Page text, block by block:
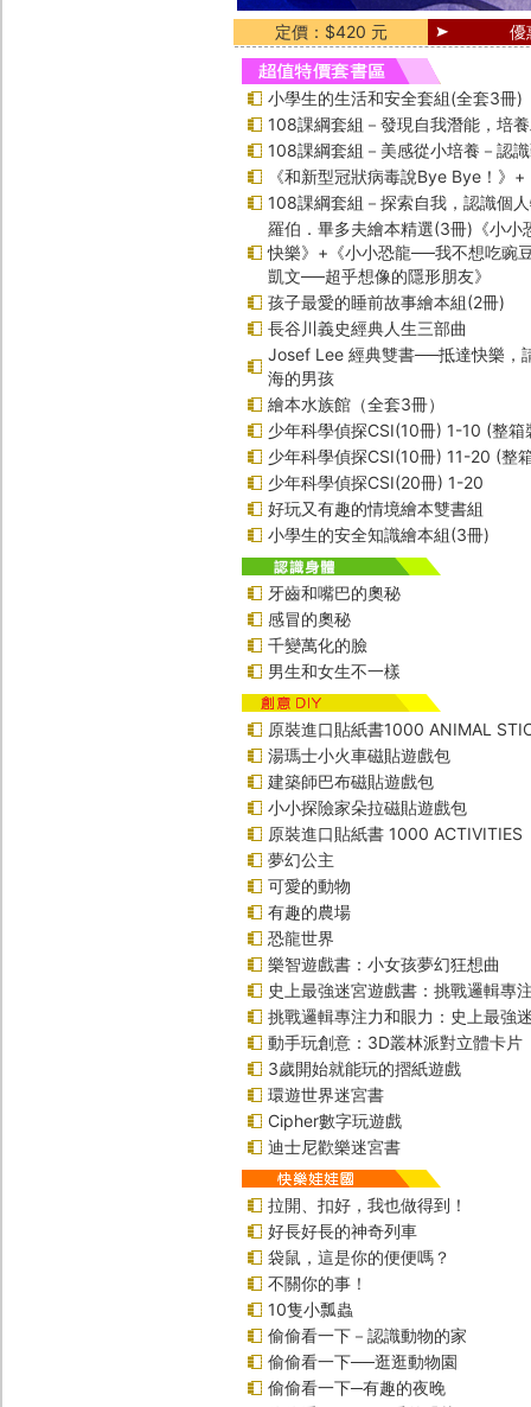
定價：$420 元 優
小學生的生活和安全套組(全套3冊)
108課綱套組－發現自我潛能，培
108課綱套組－美感從小培養－認
《和新型冠狀病毒說Bye Bye！》
108課綱套組－探索自我，認識個
羅伯．畢多夫繪本精選(3冊)《小
快樂》+《小小恐龍──我不想吃豌
凱文──超乎想像的隱形朋友》
孩子最愛的睡前故事繪本組(2冊)
長谷川義史經典人生三部曲
Josef Lee 經典雙書──抵達快樂，
海的男孩
繪本水族館（全套3冊）
少年科學偵探CSI(10冊) 1-10 (整箱
少年科學偵探CSI(10冊) 11-20 (整
少年科學偵探CSI(20冊) 1-20
好玩又有趣的情境繪本雙書組
小學生的安全知識繪本組(3冊)
牙齒和嘴巴的奧秘
感冒的奧秘
千變萬化的臉
男生和女生不一樣
原裝進口貼紙書1000 ANIMAL
湯瑪士小火車磁貼遊戲包
建築師巴布磁貼遊戲包
小小探險家朵拉磁貼遊戲包
原裝進口貼紙書 1000 ACTIVITIES
夢幻公主
可愛的動物
有趣的農場
恐龍世界
樂智遊戲書：小女孩夢幻狂想曲
史上最強迷宮遊戲書：挑戰邏輯專
挑戰邏輯專注力和眼力：史上最強
動手玩創意：3D叢林派對立體卡片
3歲開始就能玩的摺紙遊戲
環遊世界迷宮書
Cipher數字玩遊戲
迪士尼歡樂迷宮書
拉開、扣好，我也做得到！
好長好長的神奇列車
袋鼠，這是你的便便嗎？
不關你的事！
10隻小瓢蟲
偷偷看一下－認識動物的家
偷偷看一下──逛逛動物園
偷偷看一下─有趣的夜晚